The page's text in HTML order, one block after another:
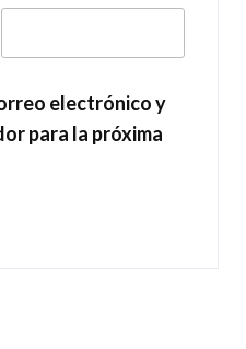
electrónico y
para la próxima